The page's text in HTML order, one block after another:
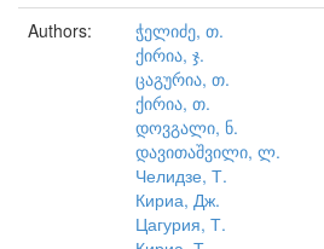
Authors:
ჭელიძე, თ.
ქირია, ჯ.
ცაგურია, თ.
ქირია, თ.
დოვგალი, ნ.
დავითაშვილი, ლ.
Челидзе, Т.
Кириа, Дж.
Цагурия, Т.